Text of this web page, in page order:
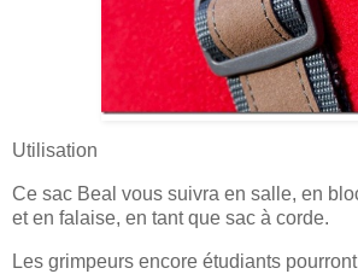
Utilisation
Ce sac Beal vous suivra en salle, en
et en falaise, en tant que sac à corde.
Les grimpeurs encore étudiants